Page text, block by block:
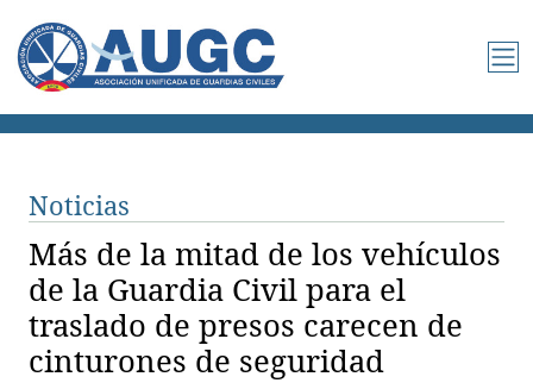
Noticias
Más de la mitad de los vehículos
de la Guardia Civil para el
traslado de presos carecen de
cinturones de seguridad